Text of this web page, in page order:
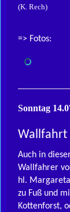
(K. Rech)
=> Fotos:
Sonntag
Wallfahrt
Auch in
Wallfahrer
hl.
zu Fuß und
Kottenforst,